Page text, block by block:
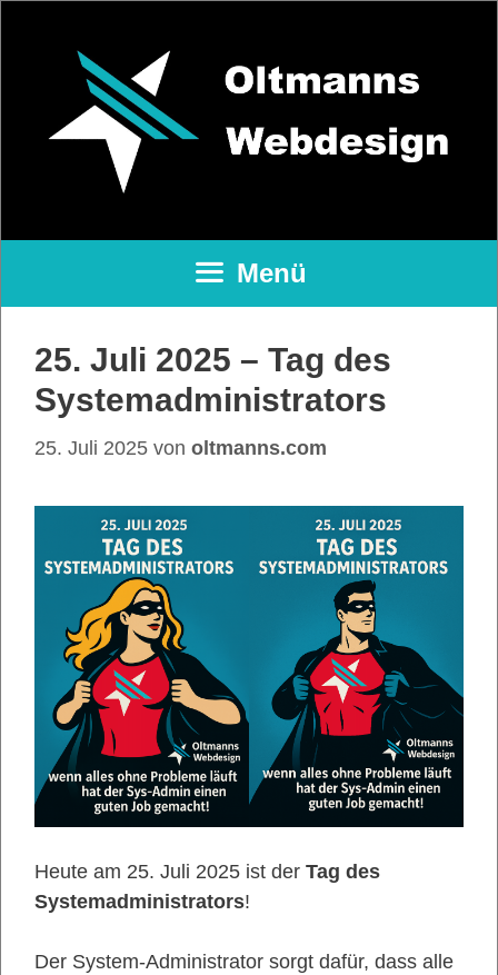
springen
Menü
25. Juli 2025 – Tag des
Systemadministrators
25. Juli 2025 von oltmanns.com
Heute am 25. Juli 2025 ist der Tag des
Systemadministrators!
Der System-Administrator sorgt dafür, dass alle